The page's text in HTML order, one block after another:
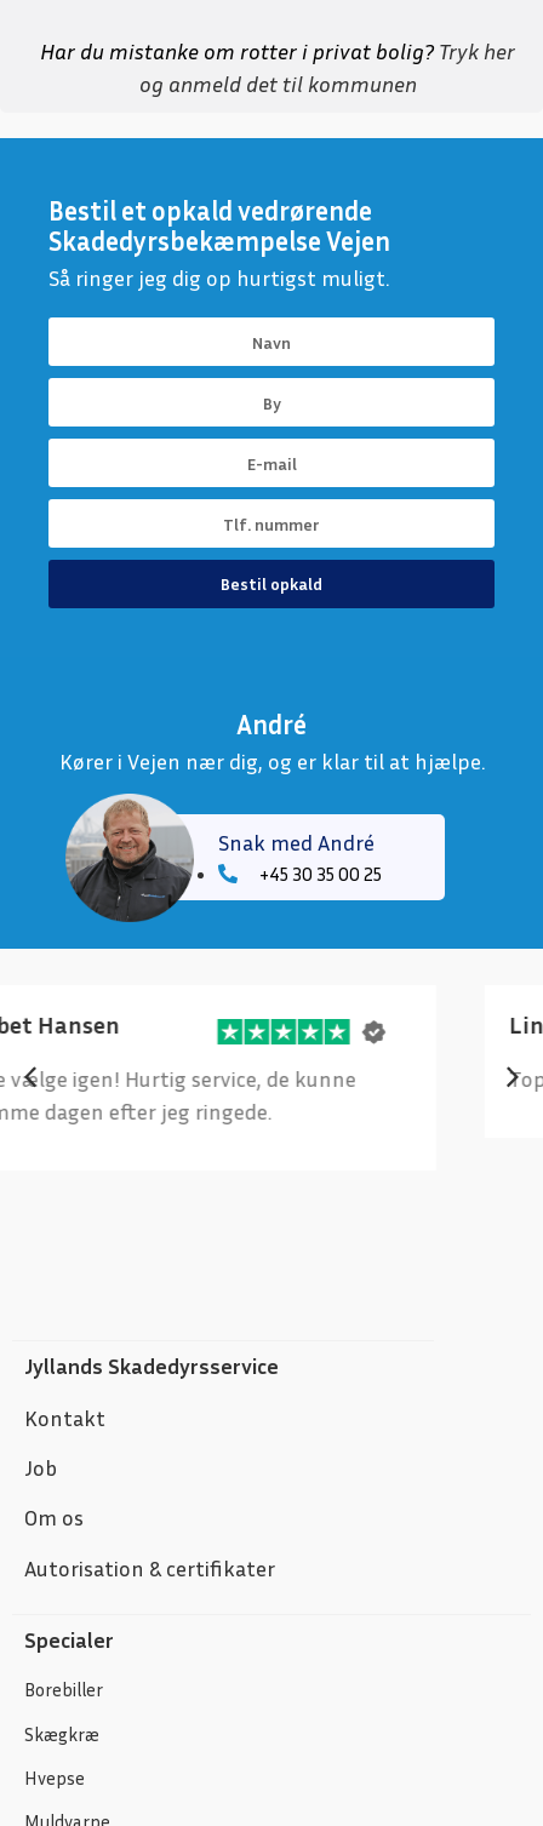
Har du mistanke om rotter i privat bolig?Tryk her
og anmeld det til kommunen
Bestil et opkald vedrørende
Skadedyrsbekæmpelse Vejen
Så ringer jeg dig op hurtigst muligt.
Bestil opkald
André
Kører i Vejen nær dig, og er klar til at hjælpe.
Snak med André
+45 30 35 00 25
Lindi Riel
Topprofessionel, fin og venlig service
Jyllands Skadedyrsservice
Kontakt
Job
Om os
Autorisation & certifikater
Specialer
Borebiller
Skægkræ
Hvepse
Muldvarpe